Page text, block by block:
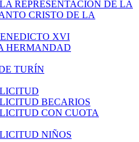
REPRESENTACIÓN DE LA
CRISTO DE LA
XVI
HERMANDAD
TURÍN
BECARIOS
CON CUOTA
NIÑOS